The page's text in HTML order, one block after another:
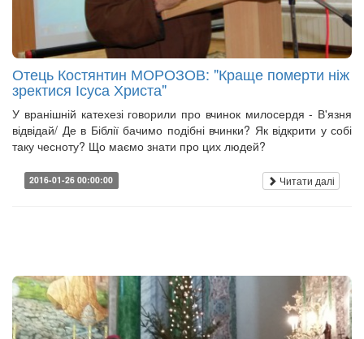
Отець Костянтин МОРОЗОВ: "Краще померти ніж
зректися Ісуса Христа"
У вранішній катехезі говорили про вчинок милосердя - В'язня
відвідай/ Де в Біблії бачимо подібні вчинки? Як відкрити у собі
таку чесноту? Що маємо знати про цих людей?
2016-01-26 00:00:00 Читати далі